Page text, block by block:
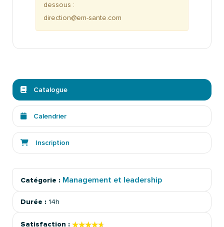
dessous :
direction@em-sante.com
Catalogue
Calendrier
Inscription
Catégorie : Management et leadership
Durée : 14h
Satisfaction : ★★★★★
★★★★★